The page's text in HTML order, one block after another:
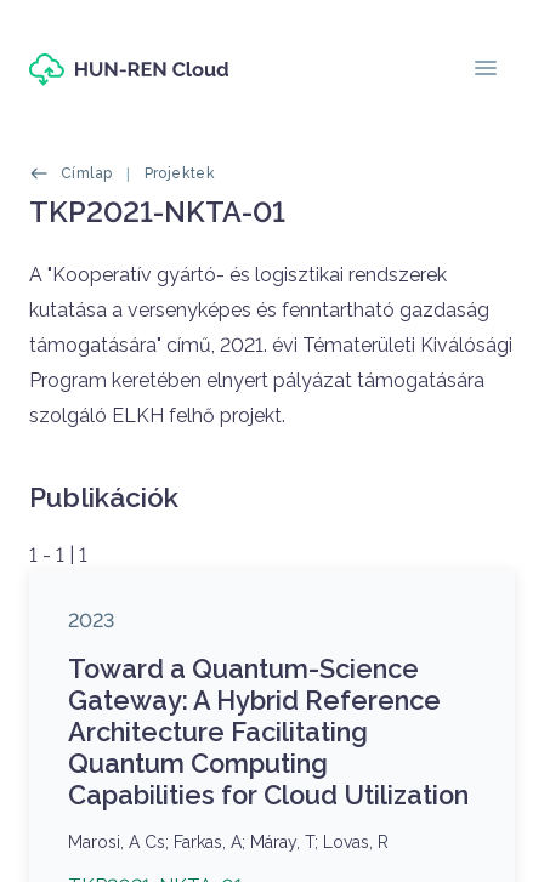
menu
Morzsák
Címlap Projektek
Oldal címe
TKP2021-NKTA-01
Címlapos tartalom
A "Kooperatív gyártó- és logisztikai rendszerek
kutatása a versenyképes és fenntartható gazdaság
támogatására" című, 2021. évi Tématerületi Kiválósági
Program keretében elnyert pályázat támogatására
szolgáló ELKH felhő projekt.
Publikációk
1 - 1 | 1
Megjelenés éve
2023
Toward a Quantum-Science
Gateway: A Hybrid Reference
Architecture Facilitating
Quantum Computing
Capabilities for Cloud Utilization
Szerzők
Marosi, A Cs; Farkas, A; Máray, T; Lovas, R